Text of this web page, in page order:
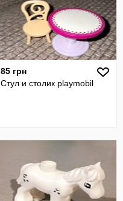
85 грн
Стул и столик playmobil